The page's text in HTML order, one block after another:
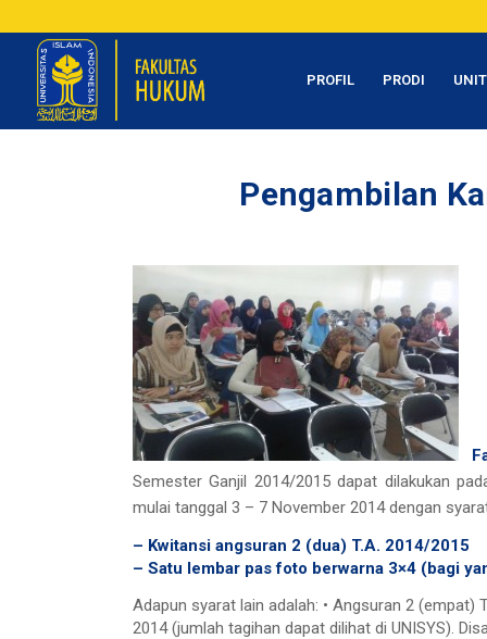
PROFIL PRODI UNIT
Pengambilan
Semester Ganjil 2014/2015 dapat dilakukan
mulai tanggal 3 – 7 November 2014 dengan
– Kwitansi angsuran 2 (dua) T.A. 2014/2015
– Satu lembar pas foto berwarna 3×4 (bagi
Adapun syarat lain adalah: • Angsuran 2 (empat)
2014 (jumlah tagihan dapat dilihat di UNISYS).